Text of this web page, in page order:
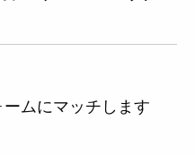
ムにマッチします